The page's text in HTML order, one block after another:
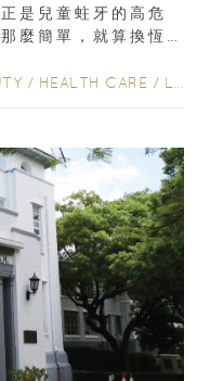
是兒童蛀牙的高危
麼簡單，就算換恆
/ HEALTH CARE / LIFESTYLE